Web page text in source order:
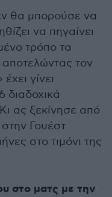
θα μπορούσε να
να πηγαίνει
τρόπο τα
τον
γίνει
διαδοχικά
ας ξεκίνησε από
Γουέστ
στο τιμόνι της
στο ματς με την